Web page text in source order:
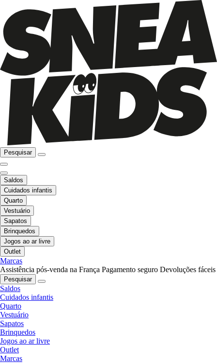
Pesquisar
Saldos
Cuidados infantis
Quarto
Vestuário
Sapatos
Brinquedos
Jogos ao ar livre
Outlet
Marcas
Assistência pós-venda na França Pagamento seguro Devoluções fáceis
Pesquisar
Saldos
Cuidados infantis
Quarto
Vestuário
Sapatos
Brinquedos
Jogos ao ar livre
Outlet
Marcas